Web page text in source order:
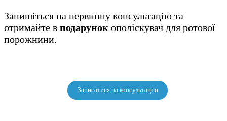
Запишіться на первинну консультацію та
отримайте в подарунок ополіскувач для ротової
порожнини.
Записатися на консультацію